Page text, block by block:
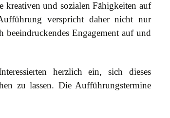
und sozialen Fähigkeiten auf
verspricht daher nicht nur
beeindruckendes Engagement auf und
herzlich ein, sich dieses
zu lassen. Die Aufführungstermine